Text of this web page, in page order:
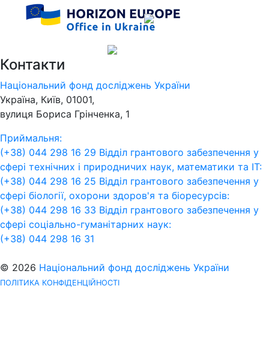
Контакти
Національний фонд досліджень України
Україна, Київ, 01001,
вулиця Бориса Грінченка, 1
Приймальня:
(+38) 044 298 16 29 Відділ грантового забезпечення у
сфері технічних і природничих наук, математики та ІТ:
(+38) 044 298 16 25 Відділ грантового забезпечення у
сфері біології, охорони здоров'я та біоресурсів:
(+38) 044 298 16 33 Відділ грантового забезпечення у
сфері соціально-гуманітарних наук:
(+38) 044 298 16 31
© 2026 Національний фонд досліджень України
ПОЛІТИКА КОНФІДЕНЦІЙНОСТІ